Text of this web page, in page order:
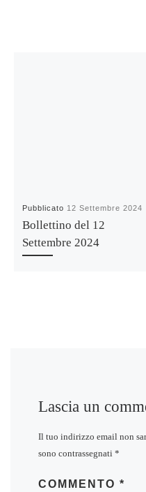
Pubblicato 12 Settembre 2024
Bollettino del 12
Settembre 2024
Lascia un
Il tuo indirizzo email non
sono contrassegnati *
COMMENTO *